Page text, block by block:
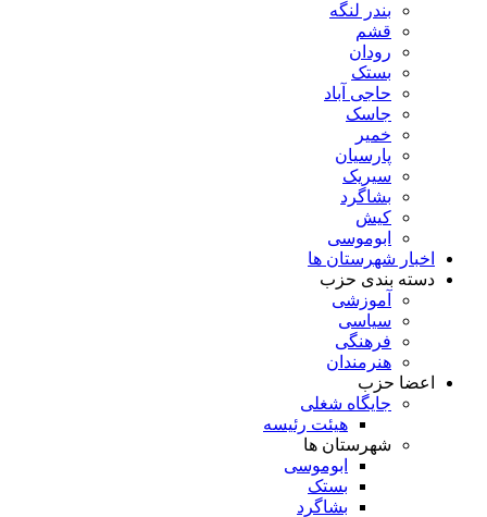
بندر لنگه
قشم
رودان
بستک
حاجی آباد
جاسک
خمیر
پارسیان
سیریک
بشاگرد
کیش
ابوموسی
اخبار شهرستان ها
دسته بندی حزب
آموزشی
سیاسی
فرهنگی
هنرمندان
اعضا حزب
جایگاه شغلی
هیئت رئیسه
شهرستان ها
ابوموسی
بستک
بشاگرد